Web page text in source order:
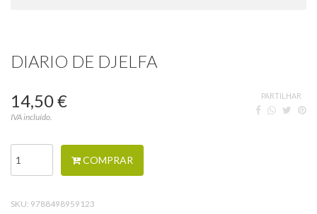
DIARIO DE DJELFA
14,50 €
IVA incluído.
PARTILHAR
COMPRAR
SKU: 9788498959123